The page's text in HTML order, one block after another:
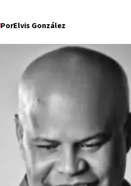
PorElvis González